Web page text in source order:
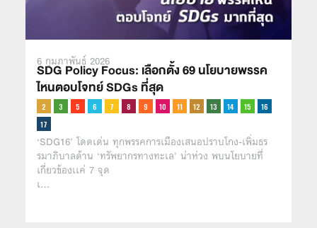
6 กุมภาพันธ์ 2026
SDG Policy Focus: เลือกตั้ง 69 นโยบายพรรค
ไหนตอบโจทย์ SDGs ที่สุด
‘SDG16’ โดดเด่น ทุกพรรคการเมืองเสนอปราบโกง-เพิ่มธร
รมาภิบาลด้าน ‘ทรัพยากรทางทะเล’ น่าห่วง พบนโยบายที่
เกี่ยวข้องเเค่ 7 จุด
เ…